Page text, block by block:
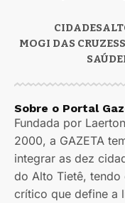
CIDADES
MOGI DAS CRUZES
SAÚDE
Sobre o Portal
Fundada por
2000, a GAZETA
integrar as dez
do Alto Tietê,
crítico que define a